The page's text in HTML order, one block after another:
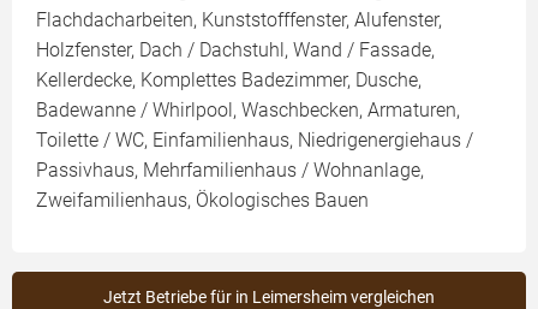
Flachdacharbeiten, Kunststofffenster, Alufenster,
Holzfenster, Dach / Dachstuhl, Wand / Fassade,
Kellerdecke, Komplettes Badezimmer, Dusche,
Badewanne / Whirlpool, Waschbecken, Armaturen,
Toilette / WC, Einfamilienhaus, Niedrigenergiehaus /
Passivhaus, Mehrfamilienhaus / Wohnanlage,
Zweifamilienhaus, Ökologisches Bauen
Jetzt Betriebe für in Leimersheim vergleichen